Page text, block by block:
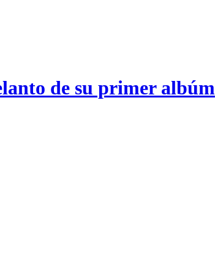
de su primer albúm